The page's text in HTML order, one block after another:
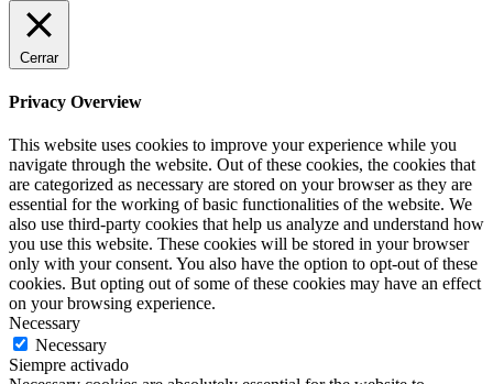
Cerrar
Privacy Overview
This website uses cookies to improve your experience while you
navigate through the website. Out of these cookies, the cookies that
are categorized as necessary are stored on your browser as they are
essential for the working of basic functionalities of the website. We
also use third-party cookies that help us analyze and understand how
you use this website. These cookies will be stored in your browser
only with your consent. You also have the option to opt-out of these
cookies. But opting out of some of these cookies may have an effect
on your browsing experience.
Necessary
Necessary
Siempre activado